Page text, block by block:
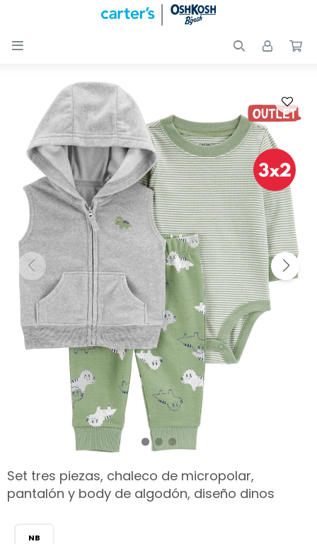

Set tres piezas, chaleco de micropolar,
pantalón y body de algodón, diseño dinos
NB
Nuevos
nacidos
Bebés
Peques
Calzado
Club
Carter
´s
OUTLET
Skip-
hop